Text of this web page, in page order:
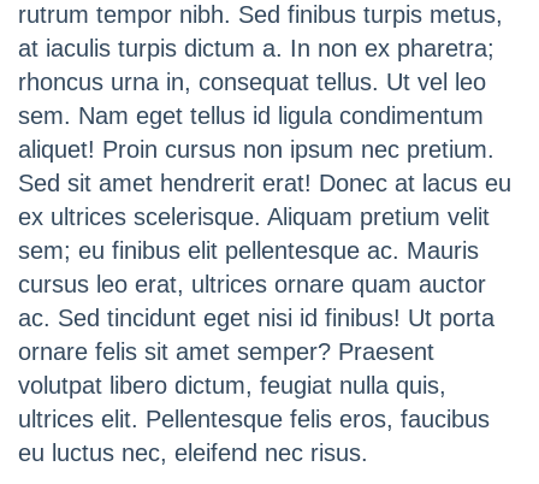
rutrum tempor nibh. Sed finibus turpis metus,
at iaculis turpis dictum a. In non ex pharetra;
rhoncus urna in, consequat tellus. Ut vel leo
sem. Nam eget tellus id ligula condimentum
aliquet! Proin cursus non ipsum nec pretium.
Sed sit amet hendrerit erat! Donec at lacus eu
ex ultrices scelerisque. Aliquam pretium velit
sem; eu finibus elit pellentesque ac. Mauris
cursus leo erat, ultrices ornare quam auctor
ac. Sed tincidunt eget nisi id finibus! Ut porta
ornare felis sit amet semper? Praesent
volutpat libero dictum, feugiat nulla quis,
ultrices elit. Pellentesque felis eros, faucibus
eu luctus nec, eleifend nec risus.